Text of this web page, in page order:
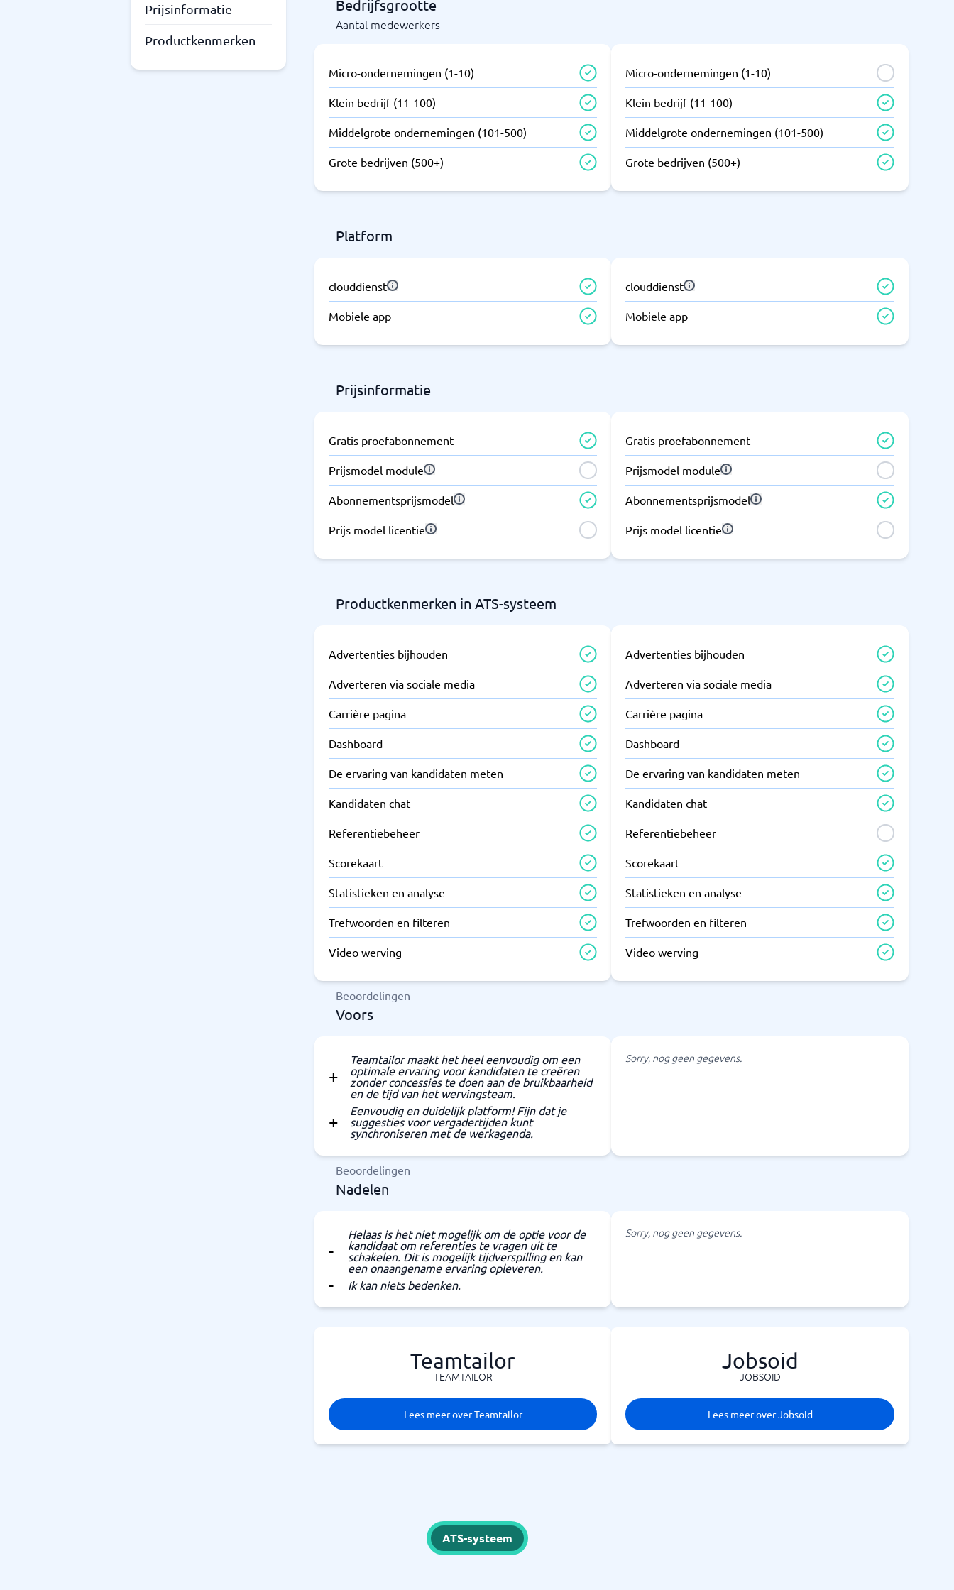
Prijsinformatie
Productkenmerken
Bedrijfsgrootte
Aantal medewerkers
Micro-ondernemingen (1-10)
Klein bedrijf (11-100)
Middelgrote ondernemingen (101-500)
Grote bedrijven (500+)
Micro-ondernemingen (1-10)
Klein bedrijf (11-100)
Middelgrote ondernemingen (101-500)
Grote bedrijven (500+)
Platform
clouddienst
Mobiele app
clouddienst
Mobiele app
Prijsinformatie
Gratis proefabonnement
Prijsmodel module
Abonnementsprijsmodel
Prijs model licentie
Gratis proefabonnement
Prijsmodel module
Abonnementsprijsmodel
Prijs model licentie
Productkenmerken in ATS-systeem
Advertenties bijhouden
Adverteren via sociale media
Carrière pagina
Dashboard
De ervaring van kandidaten meten
Kandidaten chat
Referentiebeheer
Scorekaart
Statistieken en analyse
Trefwoorden en filteren
Video werving
Advertenties bijhouden
Adverteren via sociale media
Carrière pagina
Dashboard
De ervaring van kandidaten meten
Kandidaten chat
Referentiebeheer
Scorekaart
Statistieken en analyse
Trefwoorden en filteren
Video werving
Beoordelingen
Voors
Teamtailor maakt het heel eenvoudig om een
optimale ervaring voor kandidaten te creëren
zonder concessies te doen aan de bruikbaarheid
en de tijd van het wervingsteam.
Eenvoudig en duidelijk platform! Fijn dat je
suggesties voor vergadertijden kunt
synchroniseren met de werkagenda.
Sorry, nog geen gegevens.
Beoordelingen
Nadelen
Helaas is het niet mogelijk om de optie voor de
kandidaat om referenties te vragen uit te
schakelen. Dit is mogelijk tijdverspilling en kan
een onaangename ervaring opleveren.
Ik kan niets bedenken.
Sorry, nog geen gegevens.
Teamtailor
TEAMTAILOR
Lees meer over Teamtailor
Jobsoid
JOBSOID
Lees meer over Jobsoid
ATS-systeem